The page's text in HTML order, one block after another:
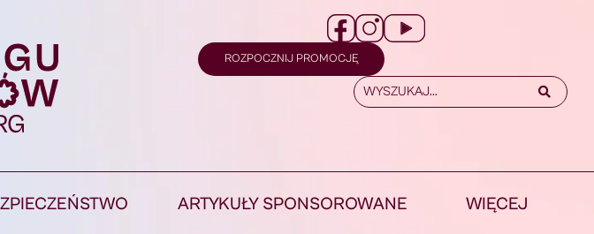
ROZPOCZNIJ PROMOCJĘ
ARTYKUŁY SPONSOROWANE WIĘCEJ